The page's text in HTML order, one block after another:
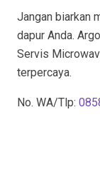
Jangan biarkan
dapur Anda.
Servis
terpercaya.
No. WA/Tlp: